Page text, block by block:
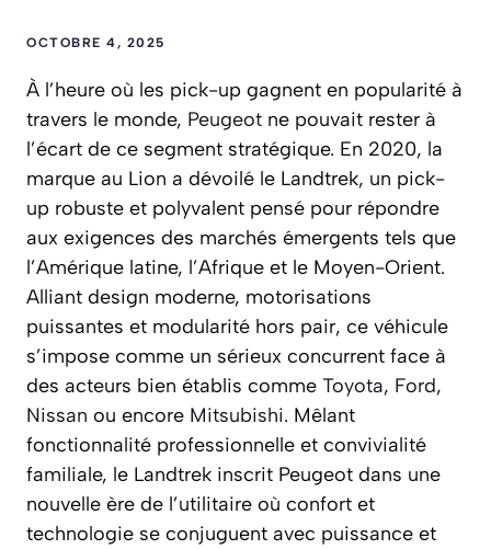
OCTOBRE 4, 2025
À l’heure où les pick-up gagnent en popularité à
travers le monde, Peugeot ne pouvait rester à
l’écart de ce segment stratégique. En 2020, la
marque au Lion a dévoilé le Landtrek, un pick-
up robuste et polyvalent pensé pour répondre
aux exigences des marchés émergents tels que
l’Amérique latine, l’Afrique et le Moyen-Orient.
Alliant design moderne, motorisations
puissantes et modularité hors pair, ce véhicule
s’impose comme un sérieux concurrent face à
des acteurs bien établis comme Toyota, Ford,
Nissan ou encore Mitsubishi. Mêlant
fonctionnalité professionnelle et convivialité
familiale, le Landtrek inscrit Peugeot dans une
nouvelle ère de l’utilitaire où confort et
technologie se conjuguent avec puissance et